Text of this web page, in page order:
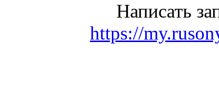
Написать
https://